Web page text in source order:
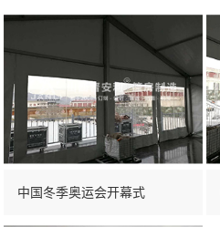
中国冬季奥运会开幕式